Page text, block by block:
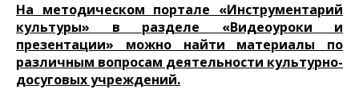
На методическом портале «Инструментарий
культуры» в разделе «Видеоуроки и
презентации» можно найти материалы по
различным вопросам деятельности культурно-
досуговых учреждений.